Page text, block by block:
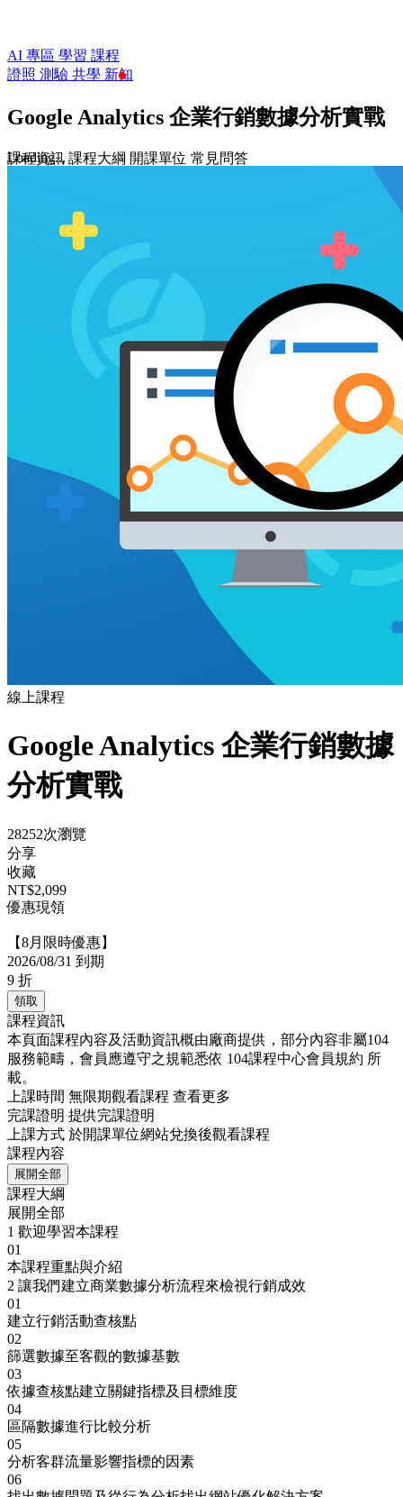
AI 專區 學習 課程
證照 測驗 共學 新知
Google Analytics 企業行銷數據分析實戰
課程資訊 課程大綱 開課單位 常見問答
Loading...
線上課程
Google Analytics 企業行銷數據
分析實戰
28252次瀏覽
分享
收藏
NT$2,099
優惠現領
【8月限時優惠】
2026/08/31 到期
9 折
領取
課程資訊
本頁面課程內容及活動資訊概由廠商提供，部分內容非屬104
服務範疇，會員應遵守之規範悉依 104課程中心會員規約 所
載。
上課時間 無限期觀看課程 查看更多
完課證明 提供完課證明
上課方式 於開課單位網站兌換後觀看課程
課程內容
展開全部
課程大綱
展開全部
1 歡迎學習本課程
01
本課程重點與介紹
2 讓我們建立商業數據分析流程來檢視行銷成效
01
建立行銷活動查核點
02
篩選數據至客觀的數據基數
03
依據查核點建立關鍵指標及目標維度
04
區隔數據進行比較分析
05
分析客群流量影響指標的因素
06